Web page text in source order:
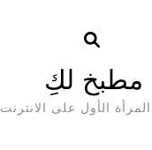
مطبخ لكِ
الأول على الانترنت